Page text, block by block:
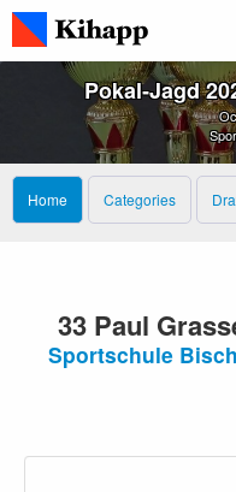
Pokal‑Jagd
Home Categories
33 Paul
Sportschule